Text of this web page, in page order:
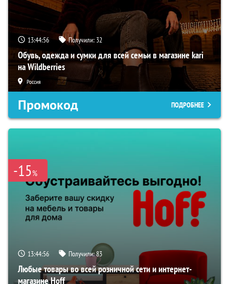
13:44:55 Получили: 32
Обувь, одежда и сумки для всей семьи в магазине kari
на Wildberries
Россия
Промокод ПОДРОБНЕЕ
-15%
13:44:55 Получили:83
Любые товары во всей розничной сети и интернет-
магазине Hoff